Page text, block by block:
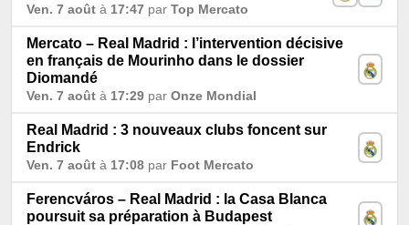
Ven. 7 août à 17:47 par Top Mercato
Mercato – Real Madrid : l’intervention décisive
en français de Mourinho dans le dossier
Diomandé
Ven. 7 août à 17:29 par Onze Mondial
Real Madrid : 3 nouveaux clubs foncent sur
Endrick
Ven. 7 août à 17:08 par Foot Mercato
Ferencváros – Real Madrid : la Casa Blanca
poursuit sa préparation à Budapest